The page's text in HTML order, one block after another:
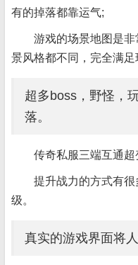
有的掉落都靠运气;
游戏的场景地图是
景风格都不同，完全满足
超多boss，野怪，
落。
传奇私服三端互通超
提升战力的方式有
级。
真实的游戏界面将